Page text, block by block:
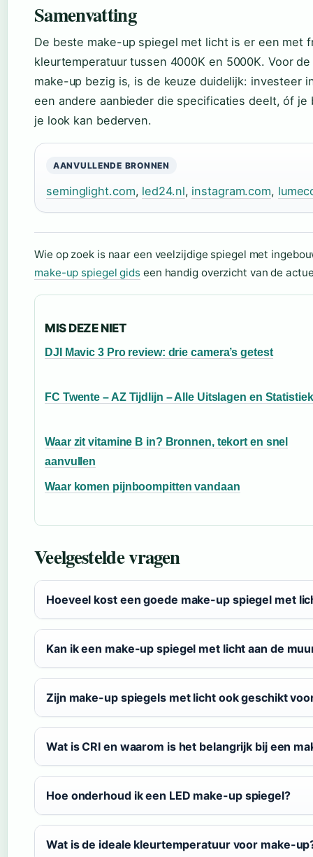
Samenvatting
De beste make-up spiegel met licht is er een met
kleurtemperatuur tussen 4000K en 5000K. Voor
make-up bezig is, is de keuze duidelijk: investeer
een andere aanbieder die specificaties deelt, óf
je look kan bederven.
AANVULLENDE BRONNEN
seminglight.com, led24.nl, instagram.com,
Wie op zoek is naar een veelzijdige spiegel met
make-up spiegel gids een handig overzicht van de
MIS DEZE NIET
DJI Mavic 3 Pro review: drie camera’s getest
FC Twente – AZ Tijdlijn – Alle Uitslagen en
Waar zit vitamine B in? Bronnen, tekort en snel
aanvullen
Waar komen pijnboompitten vandaan
Veelgestelde vragen
Hoeveel kost een goede make-up spiegel met
Kan ik een make-up spiegel met licht aan de
Zijn make-up spiegels met licht ook geschikt
Wat is CRI en waarom is het belangrijk bij een
Hoe onderhoud ik een LED make-up spiegel?
Wat is de ideale kleurtemperatuur voor make-